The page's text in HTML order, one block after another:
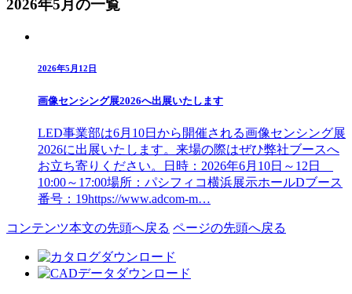
2026年5月の一覧
2026年5月12日
画像センシング展2026へ出展いたします
LED事業部は6月10日から開催される画像センシング展
2026に出展いたします。来場の際はぜひ弊社ブースへ
お立ち寄りください。日時：2026年6月10日～12日
10:00～17:00場所：パシフィコ横浜展示ホールDブース
番号：19https://www.adcom-m…
コンテンツ本文の先頭へ戻る ページの先頭へ戻る